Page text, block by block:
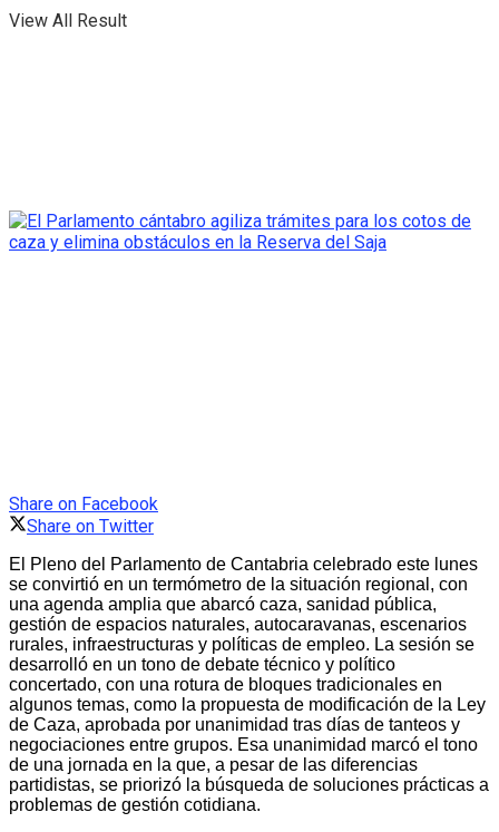
View All Result
Share on Facebook
Share on Twitter
El Pleno del Parlamento de Cantabria celebrado este lunes
se convirtió en un termómetro de la situación regional, con
una agenda amplia que abarcó caza, sanidad pública,
gestión de espacios naturales, autocaravanas, escenarios
rurales, infraestructuras y políticas de empleo. La sesión se
desarrolló en un tono de debate técnico y político
concertado, con una rotura de bloques tradicionales en
algunos temas, como la propuesta de modificación de la Ley
de Caza, aprobada por unanimidad tras días de tanteos y
negociaciones entre grupos. Esa unanimidad marcó el tono
de una jornada en la que, a pesar de las diferencias
partidistas, se priorizó la búsqueda de soluciones prácticas a
problemas de gestión cotidiana.